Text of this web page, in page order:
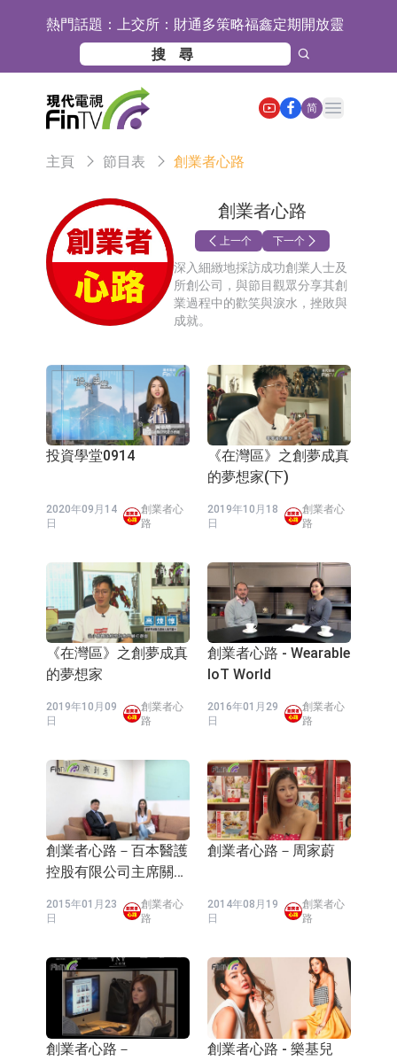
熱門話題： 上交所：財通多策略福鑫定期開放靈
活配置混合型發起式證券投資基金臨
時停牌
上交所：景順長城全球半導體芯片產
業股票型證券投資基金臨時停牌
【異動股】港股跌幅榜前十，卡森國
際(00496.HK)跌22.40%，九福來
(08611.HK)跌21.01%
【異動股】港股漲幅榜前十，拿森科
技(02261.HK)漲+75.05%，辰興發展
(02286.HK)漲+64.91%
神火股份：新疆神火鋁水轉化率已
100%
【異動股】焦炭Ⅲ板塊下挫，陝西黑
貓(601015.CN)跌8.38%
【異動股】醫療研發外包板塊拉升，
畢得醫藥(688073.CN)漲20.01%
中遠海科：與中遠海運國際(香港)有
限公司正在開展增資對價的支付
新萊應材：受益於半導體國產替代提
產品線新簽訂單向好
股(08282.HK)跌16.39%，中國智能健
康(00348.HK)跌14.81%
【異動股】港股漲幅榜前十，帝國科
技集團股權(02993.HK)漲+140.00%，
拿森科技(02261.HK)漲+77.54%
深交所：鑫元中證電池主題交易型開
放式指數證券投資基金8月12日上市
通天酒業(00389.HK)停牌
深交所：晶合集成(02249.HK)獲調入
港股通標的證券名單
和光智成完成天使輪數千萬融資
2026年8月12日透過重開進行投標
理工雷科面向邊緣AI場景推出"山
海"系列智算模組 系列產品基於國產
CPU與GPU構建
【異動股】醫療研發外包板塊拉升，
博騰股份(300363.CN)漲20.02%
日韓股市收盤雙雙下跌
依米康：海外交付以東南亞、中東市
简
Open main menu
主頁 節目表 創業者心路
創業者心路
上一个 下一个
深入細緻地採訪成功創業人士及
所創公司，與節目觀眾分享其創
業過程中的歡笑與淚水，挫敗與
成就。
投資學堂0914
2020年09月14
日
創業者心
路
《在灣區》之創夢成真
的夢想家(下)
2019年10月18
日
創業者心
路
《在灣區》之創夢成真
的夢想家
2019年10月09
日
創業者心
路
創業者心路 - Wearable
IoT World
2016年01月29
日
創業者心
路
創業者心路－百本醫護
控股有限公司主席關志
2015年01月23
日
創業者心
路
創業者心路－周家蔚
2014年08月19
日
創業者心
路
創業者心路－
創業者心路 - 樂基兒